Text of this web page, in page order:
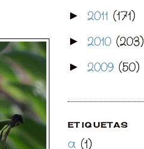
► 2011 (171)
► 2010 (203)
► 2009 (50)
ETIQUETAS
a (1)